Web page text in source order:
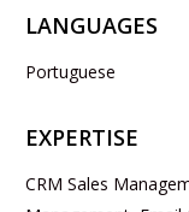
LANGUAGES
Portuguese
EXPERTISE
CRM Sales